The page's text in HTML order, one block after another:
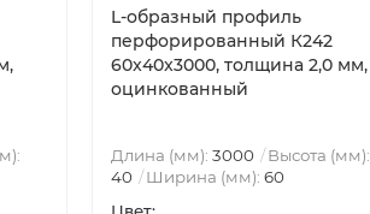
L-образный профиль
перфорированный К242
60x40x3000, толщина 2,0 мм,
оцинкованный
Длина (мм): 3000
Высота (мм):
40
Ширина (мм): 60
Цвет: